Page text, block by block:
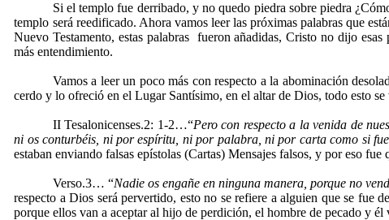
Si el templo fue derribado, y no quedo piedra sobre piedra
templo será reedificado. Ahora vamos leer las próximas palabras que
Nuevo Testamento, estas palabras fueron añadidas, Cristo no dijo esas
más entendimiento.
Vamos a leer un poco más con respecto a la abominación
cerdo y lo ofreció en el Lugar Santísimo, en el altar de Dios, todo esto
II Tesalonicenses.2: 1-2…“Pero con respecto a la venida de
ni os conturbéis, ni por espíritu, ni por palabra, ni por carta como si
estaban enviando falsas epístolas (Cartas) Mensajes falsos, y por eso
Verso.3… “Nadie os engañe en ninguna manera, porque no
respecto a Dios será pervertido, esto no se refiere a alguien que se fue
porque ellos van a aceptar al hijo de perdición, el hombre de pecado y él